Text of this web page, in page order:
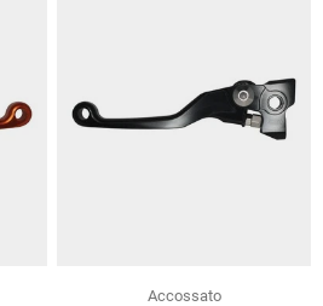
Accossato